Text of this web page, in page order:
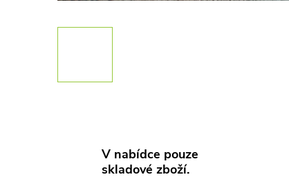
V nabídce pouze
skladové zboží.